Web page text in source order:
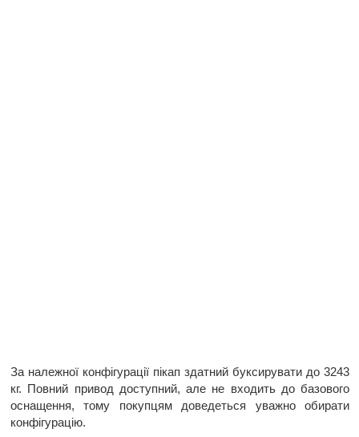
За належної конфігурації пікап здатний буксирувати до 3243
кг. Повний привод доступний, але не входить до базового
оснащення, тому покупцям доведеться уважно обирати
конфігурацію.